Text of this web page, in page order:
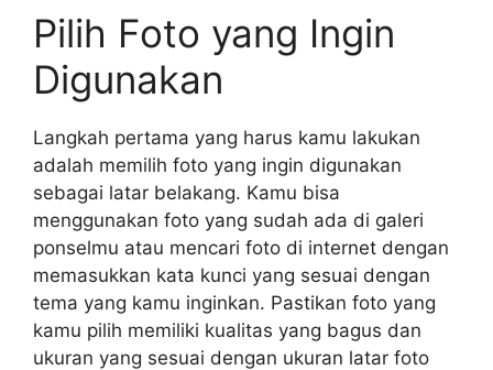
Pilih Foto yang Ingin
Digunakan
Langkah pertama yang harus kamu lakukan
adalah memilih foto yang ingin digunakan
sebagai latar belakang. Kamu bisa
menggunakan foto yang sudah ada di galeri
ponselmu atau mencari foto di internet dengan
memasukkan kata kunci yang sesuai dengan
tema yang kamu inginkan. Pastikan foto yang
kamu pilih memiliki kualitas yang bagus dan
ukuran yang sesuai dengan ukuran latar foto